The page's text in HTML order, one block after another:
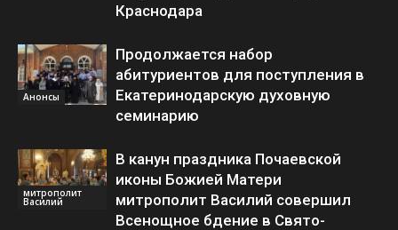
Краснодара
Анонсы
Продолжается набор
абитуриентов для поступления в
Екатеринодарскую духовную
семинарию
митрополит
Василий
В канун праздника Почаевской
иконы Божией Матери
митрополит Василий совершил
Всенощное бдение в Свято-